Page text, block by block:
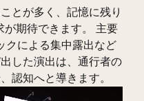
とが多く、記憶に残り
が期待できます。 主要
クによる集中露出など
した演出は、通行者の
認知へと導きます。